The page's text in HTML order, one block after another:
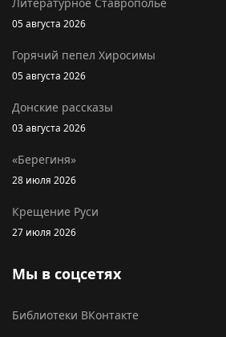
05 августа 2026
Горячий пепел Хиросимы
05 августа 2026
Донские рассказы
03 августа 2026
«Берегиня»
28 июля 2026
Крещение Руси
27 июля 2026
Мы в соцсетях
Библиотеки ВКонтакте